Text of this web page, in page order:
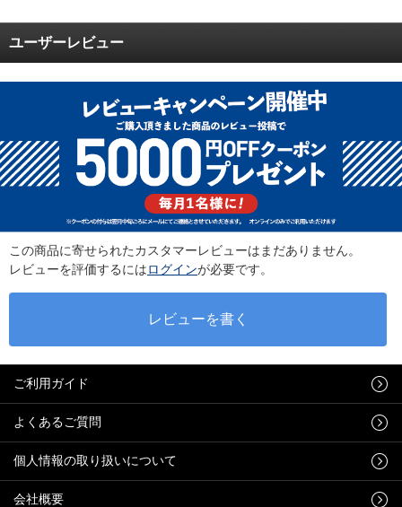
ユーザーレビュー
この商品に寄せられたカスタマーレビューはまだありません。
レビューを評価するにはログインが必要です。
ご利用ガイド
よくあるご質問
個人情報の取り扱いについて
会社概要